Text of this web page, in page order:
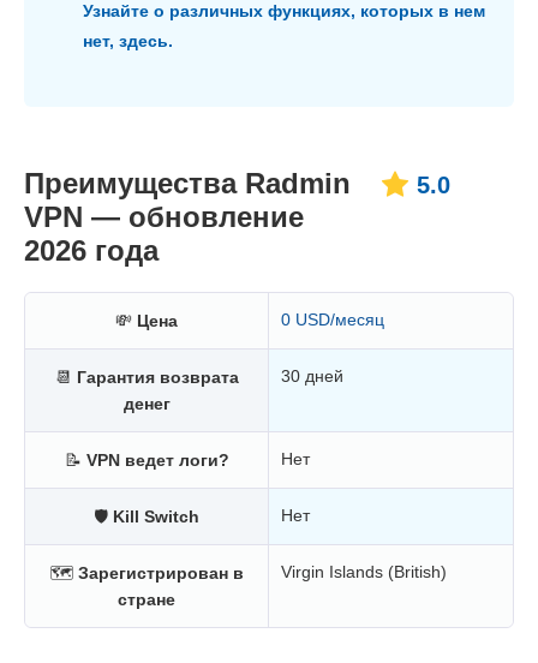
Узнайте о различных функциях, которых в нем
нет, здесь.
Преимущества Radmin
VPN — обновление
2026 года
5.0
💸 Цена 0 USD/месяц
📆 Гарантия возврата
денег
30 дней
📝 VPN ведет логи? Нет
🛡 Kill Switch Нет
🗺 Зарегистрирован в
стране
Virgin Islands (British)